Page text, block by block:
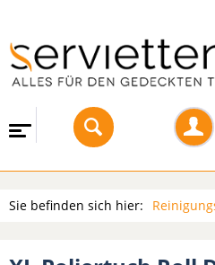
Sie befinden sich hier: